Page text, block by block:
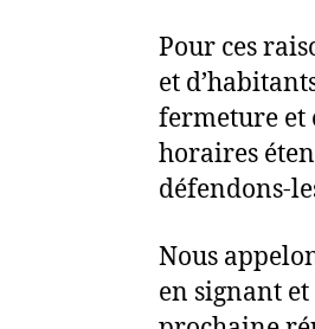
Pour ces
et
fermeture et
horaires
défendons-
Nous
en signant